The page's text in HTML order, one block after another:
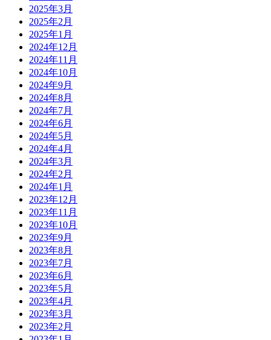
2025年3月
2025年2月
2025年1月
2024年12月
2024年11月
2024年10月
2024年9月
2024年8月
2024年7月
2024年6月
2024年5月
2024年4月
2024年3月
2024年2月
2024年1月
2023年12月
2023年11月
2023年10月
2023年9月
2023年8月
2023年7月
2023年6月
2023年5月
2023年4月
2023年3月
2023年2月